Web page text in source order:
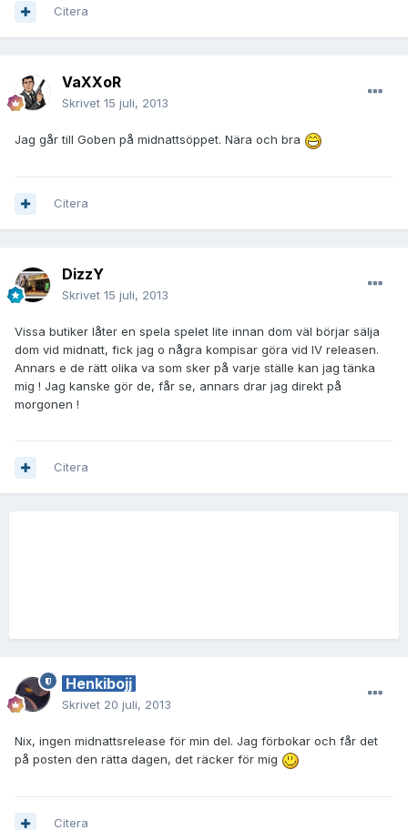
Citera
VaXXoR
Skrivet 15 juli, 2013
Jag går till Goben på midnattsöppet. Nära och bra
Citera
DizzY
Skrivet 15 juli, 2013
Vissa butiker låter en spela spelet lite innan dom väl börjar sälja
dom vid midnatt, fick jag o några kompisar göra vid IV releasen.
Annars e de rätt olika va som sker på varje ställe kan jag tänka
mig ! Jag kanske gör de, får se, annars drar jag direkt på
morgonen !
Citera
Henkibojj
Skrivet 20 juli, 2013
Nix, ingen midnattsrelease för min del. Jag förbokar och får det
på posten den rätta dagen, det räcker för mig
Citera